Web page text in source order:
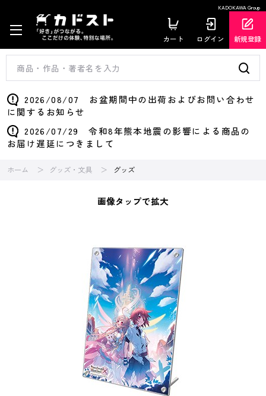
KADOKAWA Group
カート ログイン 新規登録
2026/08/07 お盆期間中の出荷およびお問い合わせ
に関するお知らせ
2026/07/29 令和8年熊本地震の影響による商品の
お届け遅延につきまして
ホーム グッズ・文具 グッズ
画像タップで拡大